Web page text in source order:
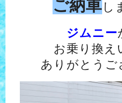
ご納車 し
ジムニー
お乗り換え
ありがとうご